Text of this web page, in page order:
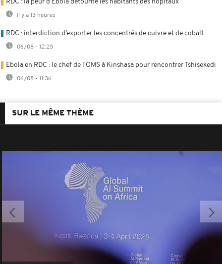
RDC : la peur d’Ebola détourne les habitants des hôpitaux
Il y a 13 heures
RDC : interdiction d’exporter les concentrés de cuivre et de cobalt
06/08 - 12:25
Ebola en RDC : le chef de l'OMS à Kinshasa pour rencontrer Tshisekedi
06/08 - 11:36
SUR LE MÊME THÈME